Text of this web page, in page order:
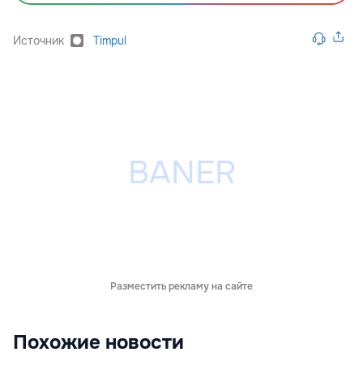
Источник Timpul
Разместить рекламу на сайте
Похожие новости